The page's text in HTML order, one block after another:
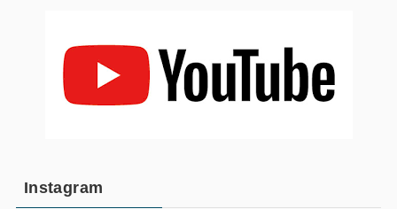
Instagram